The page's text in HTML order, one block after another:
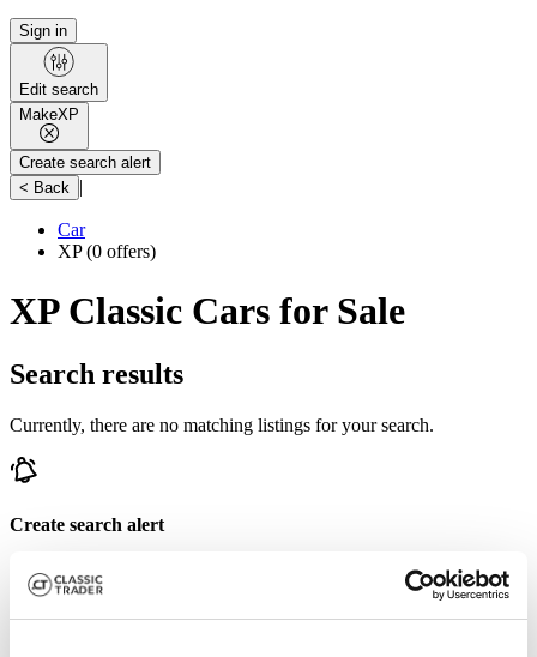
Sign in
Edit search
MakeXP
Create search alert
< Back |
Car
XP(0 offers)
XP Classic Cars for Sale
Search results
Currently, there are no matching listings for your search.
Create search alert
Let yourself be notified as soon as a listing is published that matches
your search filters.